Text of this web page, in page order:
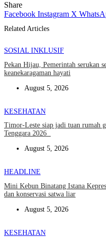
Share
Facebook Instagram X
Related Articles
SOSIAL INKLUSIF
Pekan Hijau, Pemerintah serukan
keanekaragaman hayati
August 5, 2026
KESEHATAN
Timor-Leste siap jadi tuan rumah
Tenggara 2026
August 5, 2026
HEADLINE
Mini Kebun Binatang Istana
dan konservasi satwa liar
August 5, 2026
KESEHATAN